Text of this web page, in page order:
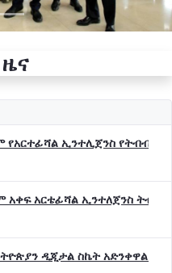
ኢንተሊጀንስ የትብብር
አቀፍ አርቴፊሻል ኢንተለጀንስ
ዲጂታል ስኬት አድንቀዋል